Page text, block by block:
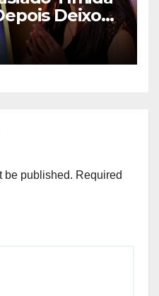
Deixou
Palavras!
be published. Required